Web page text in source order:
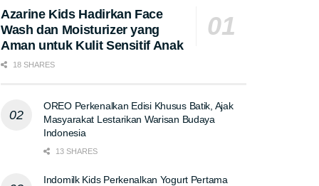
Azarine Kids Hadirkan Face
Wash dan Moisturizer yang
Aman untuk Kulit Sensitif Anak
18 SHARES
OREO Perkenalkan Edisi Khusus Batik, Ajak
Masyarakat Lestarikan Warisan Budaya
Indonesia
13 SHARES
Indomilk Kids Perkenalkan Yogurt Pertama